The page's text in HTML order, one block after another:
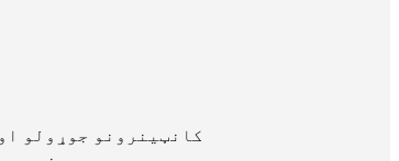
د Hk prefab ودانۍ په آسیا، امریکا، آسټرالیا او اروپا کې د ځایونو سره نړیوال شتون ساتي.